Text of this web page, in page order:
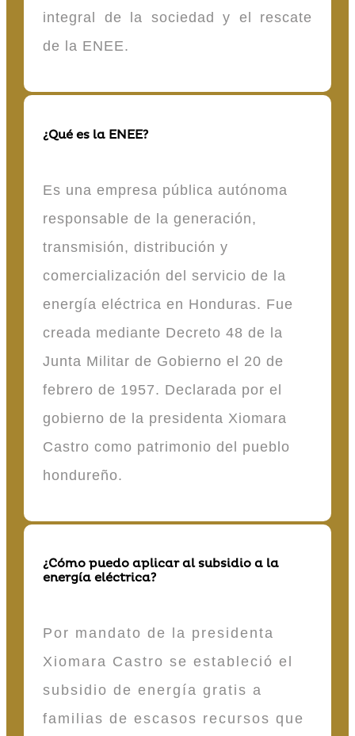
integral de la sociedad y el rescate
de la ENEE.
¿Qué es la ENEE?
Es una empresa pública autónoma
responsable de la generación,
transmisión, distribución y
comercialización del servicio de la
energía eléctrica en Honduras. Fue
creada mediante Decreto 48 de la
Junta Militar de Gobierno el 20 de
febrero de 1957. Declarada por el
gobierno de la presidenta Xiomara
Castro como patrimonio del pueblo
hondureño.
¿Cómo puedo aplicar al subsidio a la
energía eléctrica?
Por mandato de la presidenta
Xiomara Castro se estableció el
subsidio de energía gratis a
familias de escasos recursos que